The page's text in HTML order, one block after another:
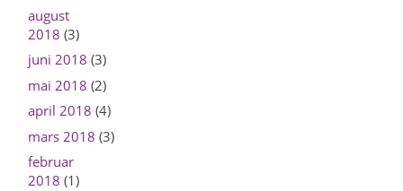
august
2018 (3)
juni 2018 (3)
mai 2018 (2)
april 2018 (4)
mars 2018 (3)
februar
2018 (1)